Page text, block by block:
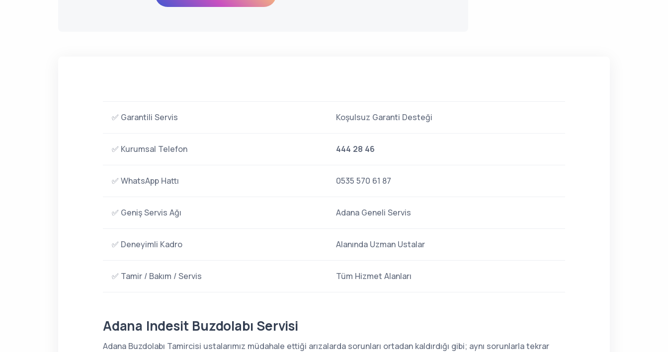
✅ Garantili Servis Koşulsuz Garanti Desteği
✅ Kurumsal Telefon 444 28 46
✅ WhatsApp Hattı 0535 570 61 87
✅ Geniş Servis Ağı Adana Geneli Servis
✅ Deneyimli Kadro Alanında Uzman Ustalar
✅ Tamir / Bakım / Servis Tüm Hizmet Alanları
Adana Indesit Buzdolabı Servisi
Adana Buzdolabı Tamircisi ustalarımız müdahale ettiği arızalarda sorunları ortadan kaldırdığı gibi; aynı sorunlarla tekrar